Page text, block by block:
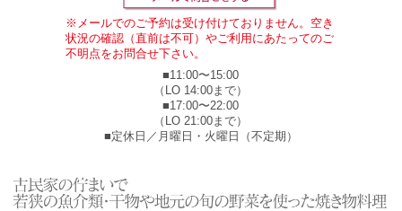
※メールでのご予約は受け付けておりません。空き
状況の確認（直前は不可）やご利用にあたってのご
不明点をお問合せ下さい。
■11:00〜15:00
（LO 14:00まで）
■17:00〜22:00
（LO 21:00まで）
■定休日／月曜日・火曜日（不定期）